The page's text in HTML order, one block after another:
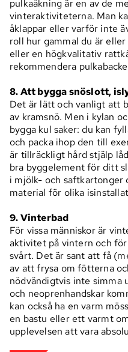
pulkaåkning är en av de
vinteraktiviteterna. Man
åklappar eller varför inte
roll hur gammal du är
eller en högkvalitativ
rekommendera
8. Att bygga snöslott,
Det är lätt och vanligt att
av kramsnö. Men i kylan
bygga kul saker: du kan
och packa ihop den till
är tillräckligt hård stjälp
bra byggelement för ditt
i mjölk- och saftkartonger
material för olika
9. Vinterbad
För vissa människor är
aktivitet på vintern och
svårt. Det är sant att få
av att frysa om fötterna
nödvändigtvis inte simma
och neoprenhandskar
kan också ha en varm
en bastu eller ett varmt
upplevelsen att vara